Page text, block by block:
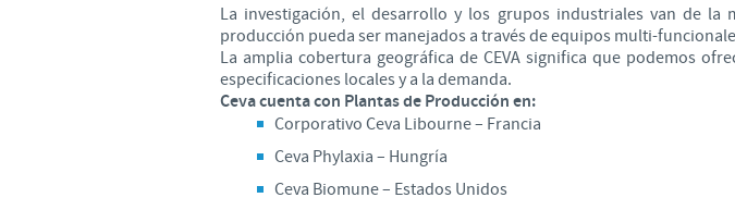
China
La investigación, el desarrollo y los grupos industriales van de
producción pueda ser manejados a través de equipos multi-
La amplia cobertura geográfica de CEVA significa que podemos
especificaciones locales y a la demanda.
Ceva cuenta con Plantas de Producción en:
Corporativo Ceva Libourne – Francia
Ceva Phylaxia – Hungría
Ceva Biomune – Estados Unidos